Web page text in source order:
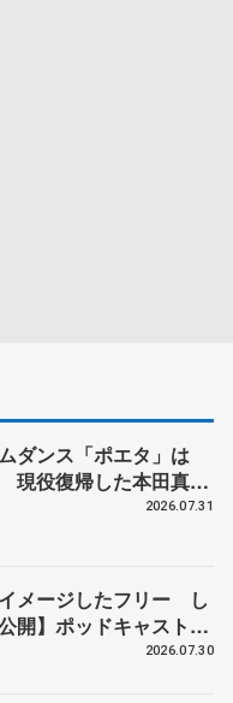
ダンス「ポエタ」は
現役復帰した本田真
がアイスショー2026.07.31
イメージしたフリー し
開】ポッドキャスト
2026.07.30